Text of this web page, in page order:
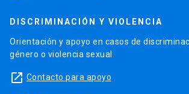
DISCRIMINACIÓN Y VIOLENCIA
Orientación y apoyo en casos de
género o violencia sexual.
launch Contacto para apoyo